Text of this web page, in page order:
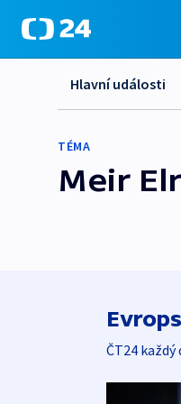
Hlavní události
TÉMA
Meir
ČT24